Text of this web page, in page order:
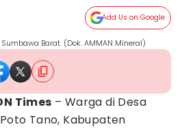
Add Us on Google
Barat. (Dok. AMMAN Mineral)
Times – Warga di Desa
Tano, Kabupaten